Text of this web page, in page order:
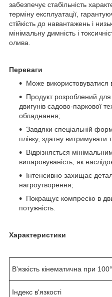
забезпечує стабільність
терміну експлуатації,
стійкість до навантажень і
мінімальну димність і
олива.
Переваги
Може використовуватися
Продукт розроблений
двигунів садово-паркової
обладнання;
Завдяки спеціальній
плівку, здатну витримувати
Відрізняється
випаровуваність, як
Інтенсивно захищає
нагроутворення;
Покращує компресію в
потужність.
Характеристики
В'язкість кінематична при
Індекс в'язкості